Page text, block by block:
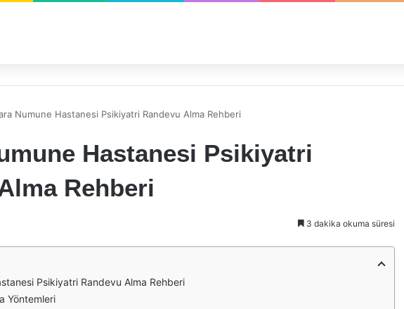
Numune Hastanesi Psikiyatri Randevu Alma Rehberi
Hastanesi Psikiyatri
Rehberi
3 dakika okuma süresi
Psikiyatri Randevu Alma Rehberi
Yöntemleri